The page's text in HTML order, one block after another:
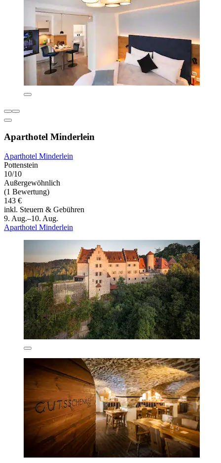
Aparthotel Minderlein
Aparthotel Minderlein
Pottenstein
10/10
Außergewöhnlich
(1 Bewertung)
143 €
inkl. Steuern & Gebühren
9. Aug.–10. Aug.
Aparthotel Minderlein